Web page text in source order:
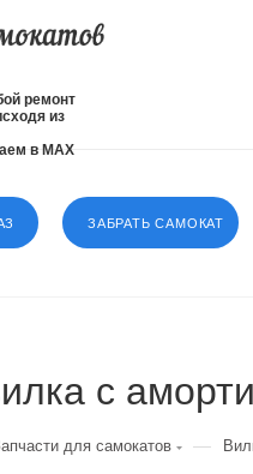
ремонт
из
в MAX
ЗАБРАТЬ САМОКАТ
с
для самокатов —